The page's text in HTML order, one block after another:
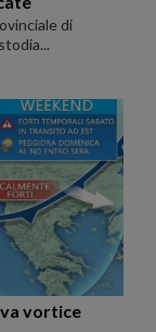
di
vortice